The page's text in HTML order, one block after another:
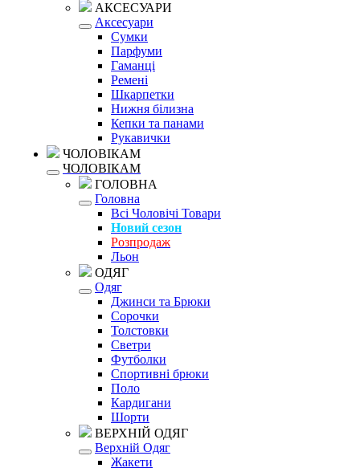
АКСЕСУАРИ
Аксесуари
Сумки
Парфуми
Гаманці
Ремені
Шкарпетки
Нижня білизна
Кепки та панами
Рукавички
ЧОЛОВІКАМ
ЧОЛОВІКАМ
ГОЛОВНА
Головна
Всі Чоловічі Товари
Новий сезон
Розпродаж
Льон
ОДЯГ
Одяг
Джинси та Брюки
Сорочки
Толстовки
Светри
Футболки
Спортивні брюки
Поло
Кардигани
Шорти
ВЕРХНІЙ ОДЯГ
Верхній Одяг
Жакети